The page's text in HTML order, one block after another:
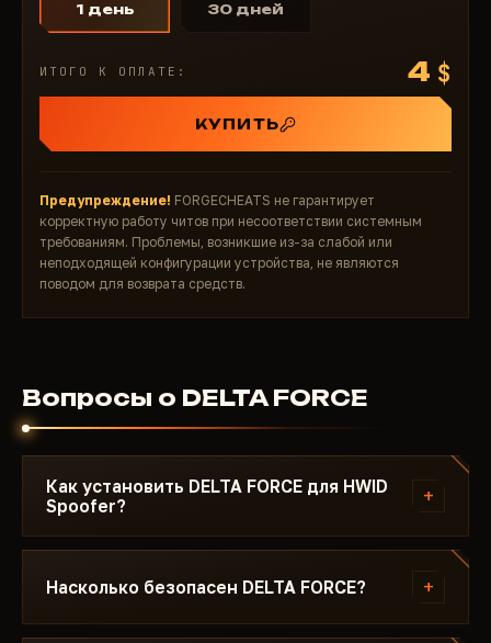
1 день 30 дней
ИТОГО К ОПЛАТЕ: 4 $
КУПИТЬ
Предупреждение! FORGECHEATS не гарантирует
корректную работу читов при несоответствии системным
требованиям. Проблемы, возникшие из-за слабой или
неподходящей конфигурации устройства, не являются
поводом для возврата средств.
Вопросы о DELTA FORCE
Как установить DELTA FORCE для HWID
Spoofer?
+
После оплаты вы получите ссылку на загрузку и
инструкцию. Инструкция написана под HWID
настройками Secure Boot и порядком запуска.
Насколько безопасен DELTA FORCE? +
Чит тестируется на актуальном патче HWID